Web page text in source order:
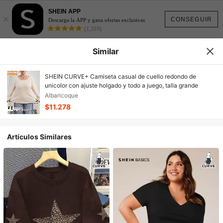
CONSEGUIR
×
SHEIN APP
Descarga la APP y gana ofertas exclusivas
(1,319)
Similar
SHEIN CURVE+ Camiseta casual de cuello redondo de
unicolor con ajuste holgado y todo a juego, talla grande
Albaricoque
$11.278
Artículos Similares